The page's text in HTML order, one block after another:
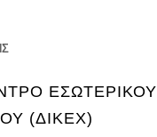
ΕΣΩΤΕΡΙΚΟΥ
(ΔΙΚΕΧ)